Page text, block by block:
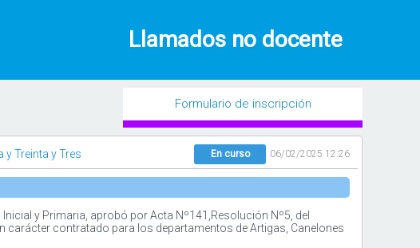
Llamados no docente
Formulario de inscripción
y Treinta y Tres 06/02/2025 12:26
En curso
y Primaria, aprobó por Acta Nº141,Resolución Nº5, del
carácter contratado para los departamentos de Artigas, Canelones